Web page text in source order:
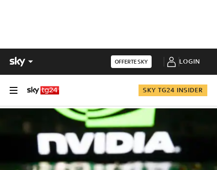
OFFERTE SKY LOGIN
SKY TG24 INSIDER